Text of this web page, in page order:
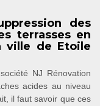
des
terrasses en
ville de Etoile
NJ Rénovation
acides au niveau
il faut savoir que ces